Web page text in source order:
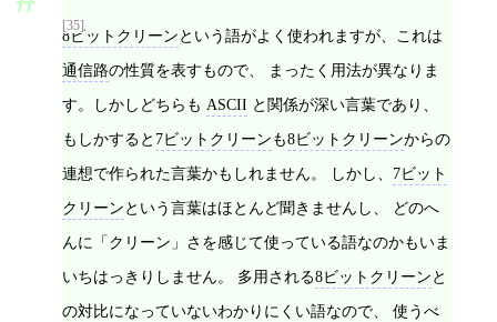
[35]
8ビットクリーンという語がよく使われますが、これは
通信路の性質を表すもので、 まったく用法が異なりま
す。しかしどちらも ASCII と関係が深い言葉であり、
もしかすると 7ビットクリーンも8ビットクリーンからの
連想で作られた言葉かもしれません。 しかし、 7ビット
クリーンという言葉はほとんど聞きませんし、 どのへ
んに「クリーン」さを感じて使っている語なのかもいま
いちはっきりしません。 多用される8ビットクリーンと
の対比になっていないわかりにくい語なので、 使うべ